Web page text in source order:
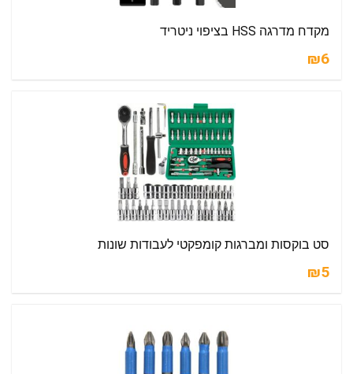
מקדח מדרגה HSS בציפוי ניטריד
₪6
סט בוקסות ומברגות קומפקטי לעבודות שונות
₪5